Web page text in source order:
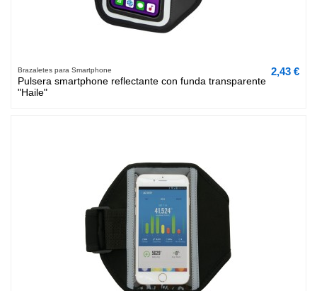
Brazaletes para Smartphone
Pulsera smartphone reflectante con funda transparente
"Haile"
2,43 €